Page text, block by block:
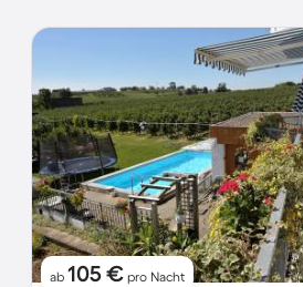
ab 105 € pro Nacht